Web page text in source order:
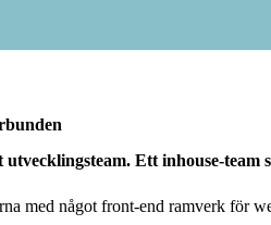
Ett inhouse-
med något front-end ramverk för